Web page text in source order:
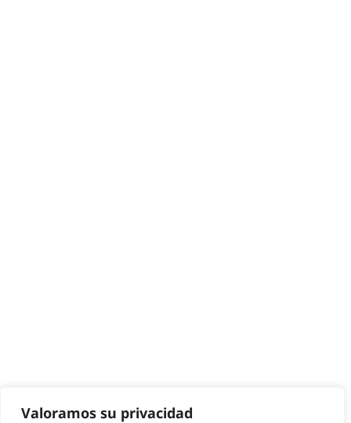
Valoramos su privacidad